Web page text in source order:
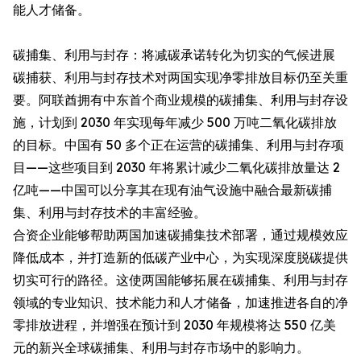
能人才储备。
碳捕集、利用与封存：将减碳承诺转化为切实的气候进展
碳捕获、利用与封存技术对两国实现净零排放目标仍至关重
要。阿联酋拥有中东首个商业规模的碳捕集、利用与封存设
施，计划到 2030 年实现每年减少 500 万吨二氧化碳排放
的目标。中国有 50 多个正在运营的碳捕集、利用与封存项
目——这些项目到 2030 年将累计减少二氧化碳排放量达 2
亿吨——中国可以分享其在现有油气设施中融合最新碳捕
集、利用与封存技术的丰富经验。
合资企业能够帮助两国加速碳捕集技术部署，通过规模效应
降低成本，并打造新的低碳产业中心，为实现深度脱碳提供
切实可行的路径。这使两国能够拓展在碳捕集、利用与封存
领域的专业知识、技术能力和人才储备，加速推进各自的净
零排放进程，并增强在预计到 2030 年规模将达 550 亿美
元的新兴全球碳捕集、利用与封存市场中的影响力。